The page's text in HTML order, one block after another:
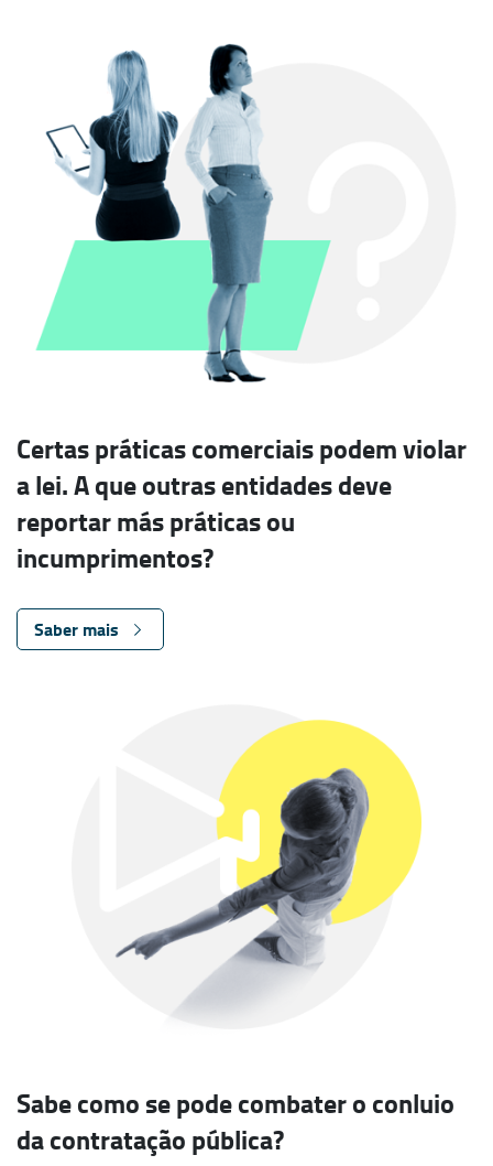
Certas práticas comerciais podem violar
a lei. A que outras entidades deve
reportar más práticas ou
incumprimentos?
Saber mais
Sabe como se pode combater o conluio
da contratação pública?